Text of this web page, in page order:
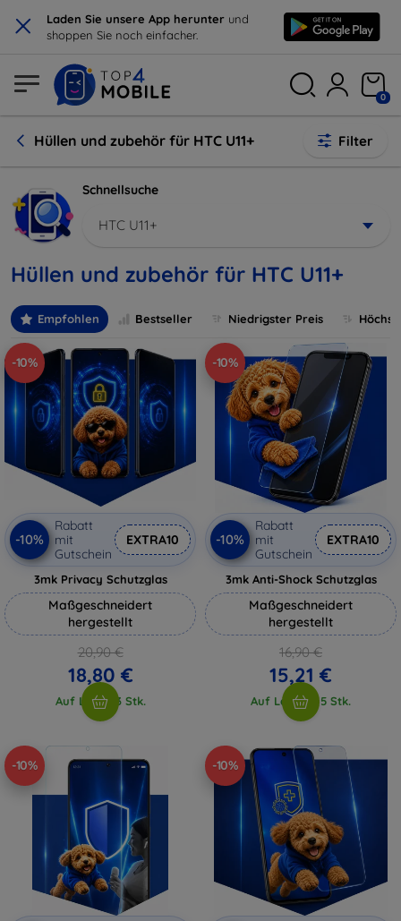
× Laden Sie unsere App herunter und
shoppen Sie noch einfacher.
0
Hüllen und zubehör für HTC U11+ Filter
Schnellsuche
HTC U11+
Hüllen und zubehör für HTC U11+
Empfohlen Bestseller Niedrigster Preis
-10%
-10%
Rabatt
mit
Gutschein
EXTRA10
3mk Privacy Schutzglas
Maßgeschneidert
hergestellt
20,90 €
18,80 €
Auf Lager 3 Stk.
-10%
-10%
Rabatt
mit
Gutschein
EXTRA10
3mk Anti-Shock Schutzglas
Maßgeschneidert
hergestellt
16,90 €
15,21 €
Auf Lager > 5 Stk.
-10% -10%